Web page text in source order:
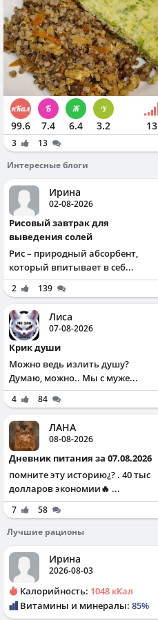
99.6 7.4 6.4 3.2 13
3
13
Интересные блоги
Ирина
02-08-2026
Рисовый завтрак для
выведения солей
Рис – природный абсорбент,
который впитывает в себ...
2 139
Лиса
07-08-2026
Крик души
Можно ведь излить душу?
Думаю, можно.. Мы с муже...
4 84
ЛАНА
08-08-2026
Дневник питания за 07.08.2026
помните эту историю¿? . 40 тыс
долларов экономии🔥 ...
7
58
Лучшие рационы
Ирина
2026-08-03
Калорийность: 1048 кКал
Витамины и минералы: 85%